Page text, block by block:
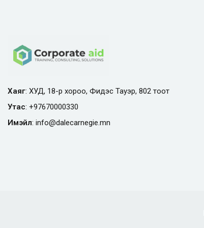
Хаяг: ХУД, 18-р хороо, Фидэс Тауэр, 802 тоот
Утас: +97670000330
Имэйл: info@dalecarnegie.mn